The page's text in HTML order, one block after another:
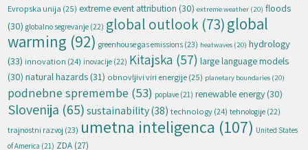
Evropska unija (25) extreme event attribution (30) extreme weather (20) floods
(30) globalno segrevanje (22) global outlook (73)global
warming (92) greenhouse gas emissions (23) heatwaves (20) hydrology
(33) innovation (24) inovacije (22) Kitajska (57) large language models
(30) natural hazards (31) obnovljivi viri energije(25) planetary boundaries (20)
podnebne spremembe (53) poplave (21) renewable energy (30)
Slovenija (65) sustainability(38) technology(24) tehnologije (22)
trajnostni razvoj (23) umetna inteligenca (107) United States
of America (21) ZDA (27)